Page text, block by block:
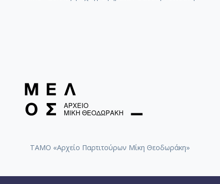
ΤΑΜΟ «Αρχείο Παρτιτούρων Μίκη Θεοδωράκη»